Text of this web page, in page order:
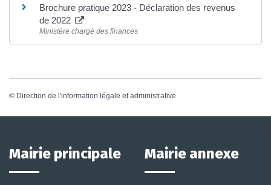
Brochure pratique 2023 - Déclaration des revenus
de 2022
Ministère chargé des finances
© Direction de l'information légale et administrative
Mairie principale Mairie annexe